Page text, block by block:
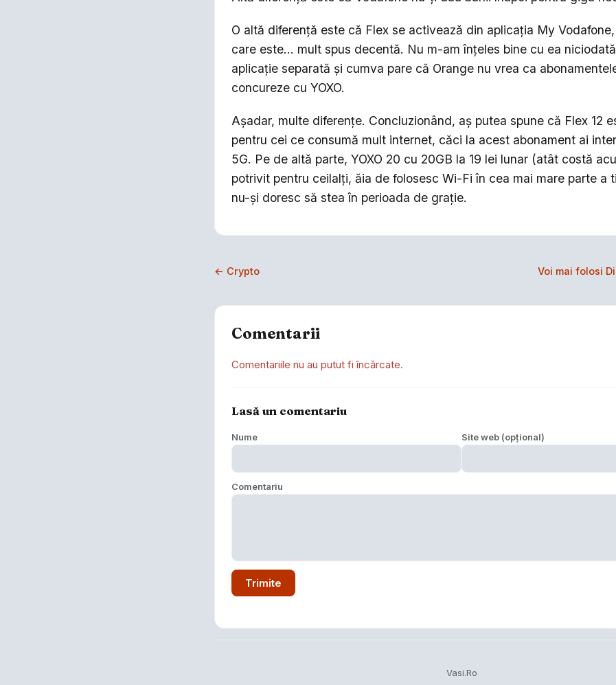
O altă diferență este că Flex se activează din aplicația My
care este... mult spus decentă. Nu m-am înțeles bine cu ea
aplicație separată și cumva pare că Orange nu vrea ca
concureze cu YOXO.
Așadar, multe diferențe. Concluzionând, aș putea spune că Flex 12
pentru cei ce consumă mult internet, căci la acest abonament ai
5G. Pe de altă parte, YOXO 20 cu 20GB la 19 lei lunar (atât costă
potrivit pentru ceilalți, ăia de folosesc Wi-Fi în cea mai mare parte a
nu-și doresc să stea în perioada de grație.
← Crypto Voi mai folosi
Comentarii
Comentariile nu au putut fi încărcate.
Lasă un comentariu
Nume Site web (opțional)
Comentariu
Trimite
Vasi.Ro